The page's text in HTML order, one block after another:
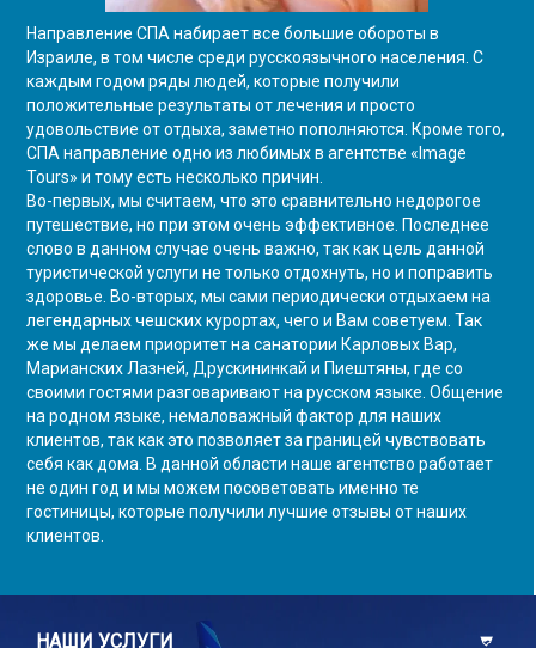
Направление СПА набирает все большие обороты в
Израиле, в том числе среди русскоязычного населения. С
каждым годом ряды людей, которые получили
положительные результаты от лечения и просто
удовольствие от отдыха, заметно пополняются. Кроме того,
СПА направление одно из любимых в агентстве «Image
Tours» и тому есть несколько причин.
Во-первых, мы считаем, что это сравнительно недорогое
путешествие, но при этом очень эффективное. Последнее
слово в данном случае очень важно, так как цель данной
туристической услуги не только отдохнуть, но и поправить
здоровье. Во-вторых, мы сами периодически отдыхаем на
легендарных чешских курортах, чего и Вам советуем. Так
же мы делаем приоритет на санатории Карловых Вар,
Марианских Лазней, Друскининкай и Пиештяны, где со
своими гостями разговаривают на русском языке. Общение
на родном языке, немаловажный фактор для наших
клиентов, так как это позволяет за границей чувствовать
себя как дома. В данной области наше агентство работает
не один год и мы можем посоветовать именно те
гостиницы, которые получили лучшие отзывы от наших
клиентов.
НАШИ УСЛУГИ